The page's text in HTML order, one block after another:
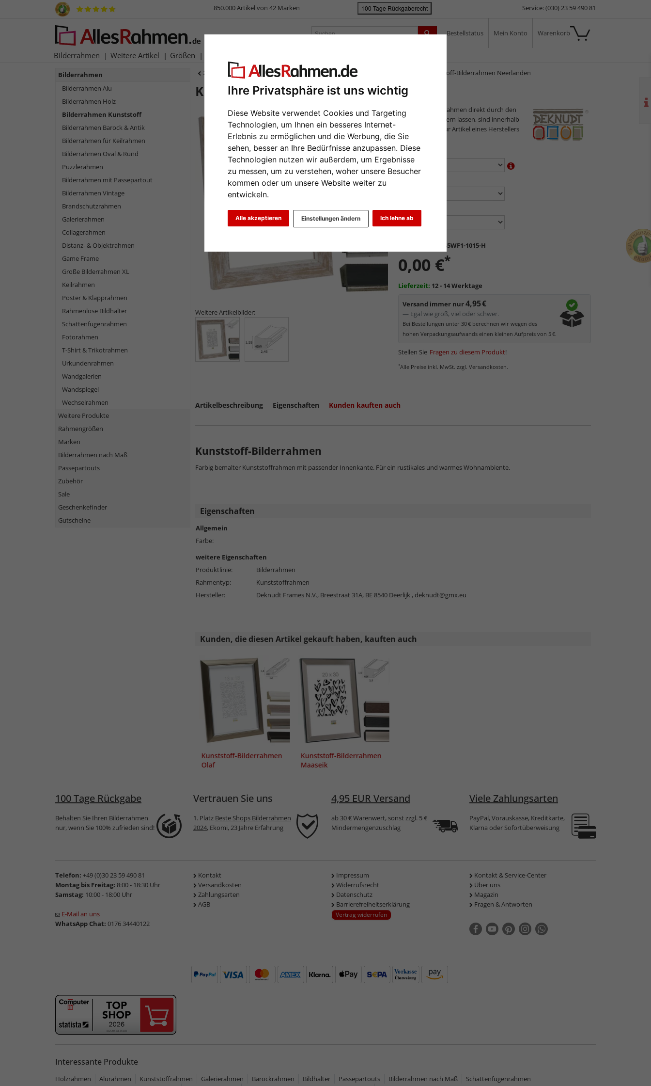
Ihre Privatsphäre ist uns wichtig
Diese Website verwendet Cookies und Targeting
Technologien, um Ihnen ein besseres Internet-
Erlebnis zu ermöglichen und die Werbung, die Sie
sehen, besser an Ihre Bedürfnisse anzupassen. Diese
Technologien nutzen wir außerdem, um Ergebnisse
zu messen, um zu verstehen, woher unsere Besucher
kommen oder um unsere Website weiter zu
entwickeln.
Alle akzeptieren Ich lehne ab
Einstellungen ändern
850.000 Artikel von 42 Marken 100 Tage Rückgaberecht Service: (030) 23 59 490 81
Bestellstatus Mein Konto Warenkorb
Bilderrahmen Weitere Artikel Größen
Zurück Bilderrahmen-Shop Bilderrahmen Bilderrahmen Kunststoff Kunststoff-Bilderrahmen Neerlanden
Kunststoff-Bilderrahmen Neerlanden
Weitere Artikelbilder:
Da wir die Bilderrahmen direkt durch den
Hersteller ausliefern lassen, sind innerhalb
eines Auftrags nur Artikel eines Herstellers
möglich.
Format wählen:
Glasart wählen:
DEK-S45WF1-1015-H
0,00 €*
Lieferzeit: 12 - 14 Werktage
Versand immer nur4,95 €
— Egal wie groß, viel oder schwer.
Bei Bestellungen unter 30 € berechnen wir wegen des
hohen Verpackungsaufwands einen kleinen Aufpreis von 5 €.
Stellen Sie Fragen zu diesem Produkt!
*Alle Preise inkl. MwSt. zzgl. Versandkosten.
Artikelbeschreibung Eigenschaften Kunden kauften auch
Kunststoff-Bilderrahmen
Farbig bemalter Kunststoffrahmen mit passender Innenkante. Für ein rustikales und warmes Wohnambiente.
Eigenschaften
Allgemein
Farbe:
weitere Eigenschaften
Produktlinie:
Bilderrahmen
Rahmentyp:
Kunststoffrahmen
Hersteller:
Deknudt Frames N.V., Breestraat 31A, BE 8540 Deerlijk , deknudt@gmx.eu
Kunden, die diesen Artikel gekauft haben, kauften auch
Kunststoff-Bilderrahmen
Olaf
Kunststoff-Bilderrahmen
Maaseik
Bilderrahmen
Bilderrahmen Alu
Bilderrahmen Holz
Bilderrahmen Kunststoff
Bilderrahmen Barock & Antik
Bilderrahmen für Keilrahmen
Bilderrahmen Oval & Rund
Puzzlerahmen
Bilderrahmen mit Passepartout
Bilderrahmen Vintage
Brandschutzrahmen
Galerierahmen
Collagerahmen
Distanz- & Objektrahmen
Game Frame
Große Bilderrahmen XL
Keilrahmen
Poster & Klapprahmen
Rahmenlose Bildhalter
Schattenfugenrahmen
Fotorahmen
T-Shirt & Trikotrahmen
Urkundenrahmen
Wandgalerien
Wandspiegel
Wechselrahmen
Weitere Produkte
Rahmengrößen
Marken
Bilderrahmen nach Maß
Passepartouts
Zubehör
Sale
Geschenkefinder
Gutscheine
100 Tage Rückgabe
Behalten Sie Ihren Bilderrahmen
nur, wenn Sie 100% zufrieden sind!
Vertrauen Sie uns
1. Platz Beste Shops Bilderrahmen
2024, Ekomi, 23 Jahre Erfahrung
4,95 EUR Versand
ab 30 € Warenwert, sonst zzgl. 5 €
Mindermengenzuschlag
Viele Zahlungsarten
PayPal, Vorauskasse, Kreditkarte,
Klarna oder Sofortüberweisung
Telefon: +49 (0)30 23 59 490 81
Montag bis Freitag: 8:00 - 18:30 Uhr
Samstag: 10:00 - 18:00 Uhr
E-Mail an uns
WhatsApp Chat: 0176 34440122
Kontakt
Versandkosten
Zahlungsarten
AGB
Impressum
Widerrufsrecht
Datenschutz
Barrierefreiheitserklärung
Vertrag widerrufen
Kontakt & Service-Center
Über uns
Magazin
Fragen & Antworten
Interessante Produkte
Holzrahmen Alurahmen Kunststoffrahmen Galerierahmen Barockrahmen Bildhalter Passepartouts Bilderrahmen nach Maß
Schattenfugenrahmen